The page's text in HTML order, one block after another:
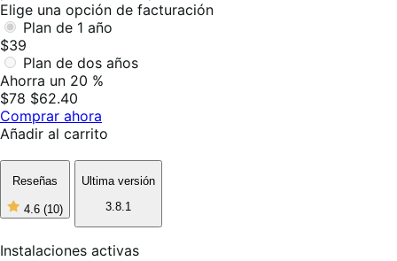
Elige una opción de facturación
Plan de 1 año
$39
Plan de dos años
Ahorra un 20 %
$78 $62.40
Comprar ahora
Añadir al carrito
Reseñas
4.6 (10)
4
5
Ultima versión
3.8.1
Instalaciones activas